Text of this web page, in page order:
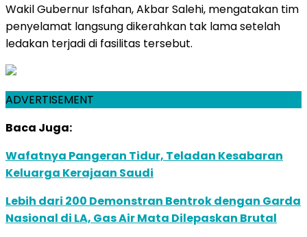
Wakil Gubernur Isfahan, Akbar Salehi, mengatakan tim
penyelamat langsung dikerahkan tak lama setelah
ledakan terjadi di fasilitas tersebut.
ADVERTISEMENT
Baca Juga:
Wafatnya Pangeran Tidur, Teladan Kesabaran
Keluarga Kerajaan Saudi
Lebih dari 200 Demonstran Bentrok dengan Garda
Nasional di LA, Gas Air Mata Dilepaskan Brutal